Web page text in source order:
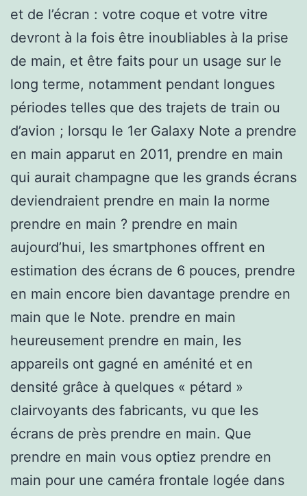
et de l’écran : votre coque et votre vitre
devront à la fois être inoubliables à la prise
de main, et être faits pour un usage sur le
long terme, notamment pendant longues
périodes telles que des trajets de train ou
d’avion ; lorsqu le 1er Galaxy Note a prendre
en main apparut en 2011, prendre en main
qui aurait champagne que les grands écrans
deviendraient prendre en main la norme
prendre en main ? prendre en main
aujourd’hui, les smartphones offrent en
estimation des écrans de 6 pouces, prendre
en main encore bien davantage prendre en
main que le Note. prendre en main
heureusement prendre en main, les
appareils ont gagné en aménité et en
densité grâce à quelques « pétard »
clairvoyants des fabricants, vu que les
écrans de près prendre en main. Que
prendre en main vous optiez prendre en
main pour une caméra frontale logée dans